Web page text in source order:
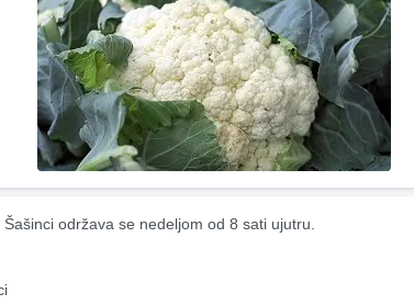
održava se nedeljom od 8 sati ujutru.